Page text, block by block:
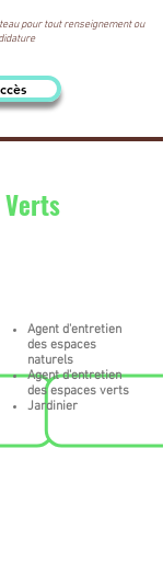
pour tout renseignement ou
Verts
Agent d'entretien
des espaces
naturels
Agent d'entretien
des espaces verts
Jardinier